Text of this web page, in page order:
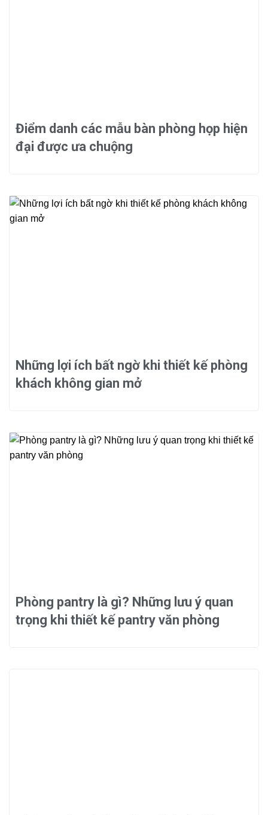
Điểm danh các mẫu bàn phòng họp hiện
đại được ưa chuộng
Những lợi ích bất ngờ khi thiết kế phòng
khách không gian mở
Phòng pantry là gì? Những lưu ý quan
trọng khi thiết kế pantry văn phòng